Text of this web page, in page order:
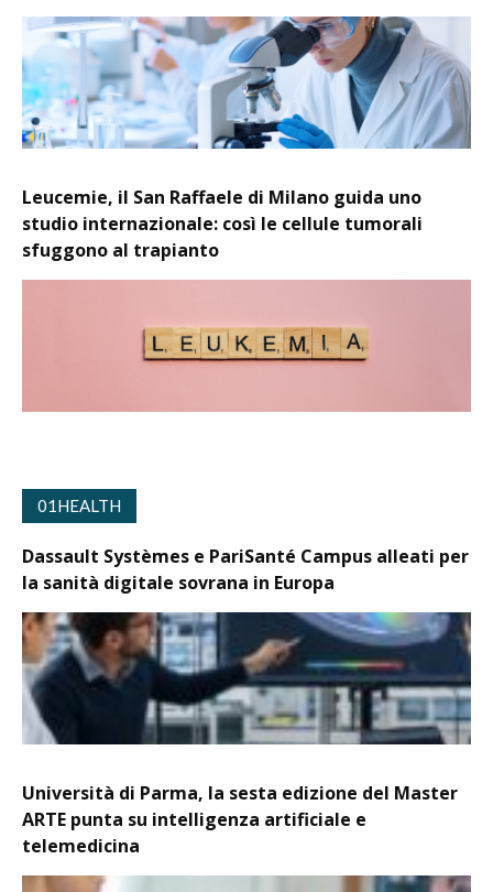
Leucemie, il San Raffaele di Milano guida uno
studio internazionale: così le cellule tumorali
sfuggono al trapianto
01HEALTH
Dassault Systèmes e PariSanté Campus alleati per
la sanità digitale sovrana in Europa
Università di Parma, la sesta edizione del Master
ARTE punta su intelligenza artificiale e
telemedicina